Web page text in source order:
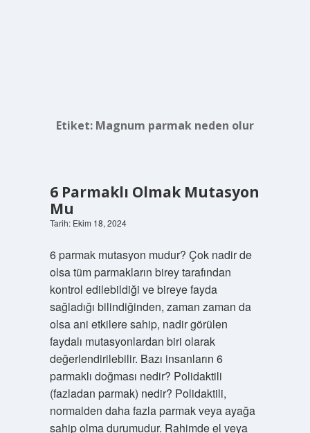
Etiket: Magnum parmak neden olur
6 Parmaklı Olmak Mutasyon
Mu
Tarih: Ekim 18, 2024
6 parmak mutasyon mudur? Çok nadir de
olsa tüm parmakların birey tarafından
kontrol edilebildiği ve bireye fayda
sağladığı bilindiğinden, zaman zaman da
olsa ani etkilere sahip, nadir görülen
faydalı mutasyonlardan biri olarak
değerlendirilebilir. Bazı insanların 6
parmaklı doğması nedir? Polidaktili
(fazladan parmak) nedir? Polidaktili,
normalden daha fazla parmak veya ayağa
sahip olma durumudur. Rahimde el veya